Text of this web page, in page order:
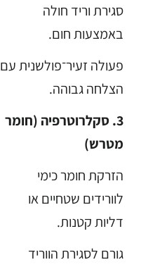
סגירת וריד חולה
באמצעות חום.
פעולה זעיר־פולשנית עם
הצלחה גבוהה.
3. סקלרוטרפיה (חומר
מטרש)
הזרקת חומר כימי
לוורידים שטחיים או
דליות קטנות.
גורם לסגירת הווריד